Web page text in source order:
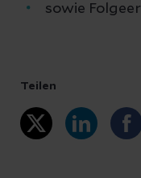
sowie
Teilen